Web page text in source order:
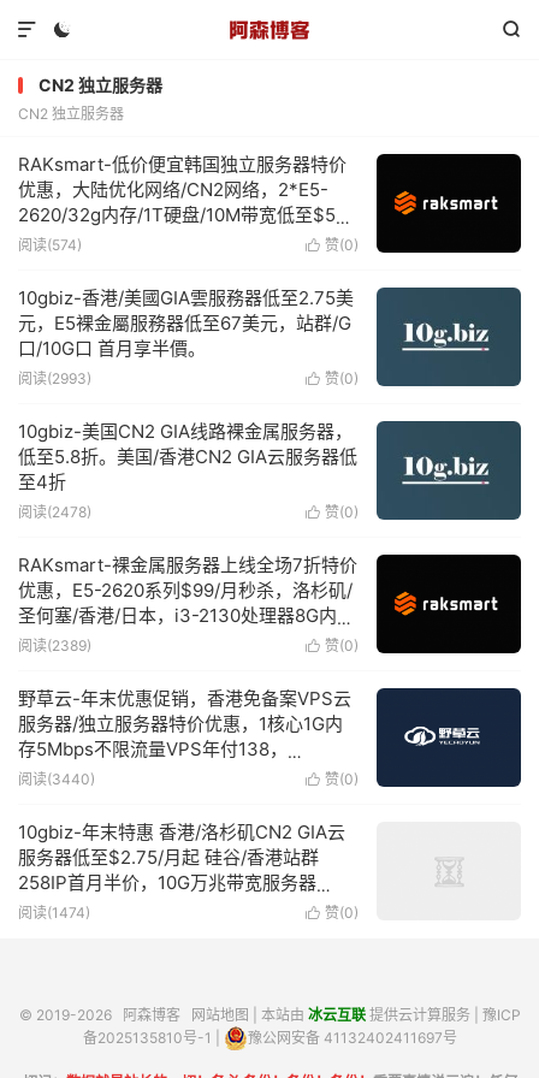
 

CN2 独立服务器
CN2 独立服务器
RAKsmart-低价便宜韩国独立服务器特价
优惠，大陆优化网络/CN2网络，2*E5-
2620/32g内存/1T硬盘/10M带宽低至$59/
月
 赞(0)
阅读(574)
10gbiz-香港/美國GIA雲服務器低至2.75美
元，E5裸金屬服務器低至67美元，站群/G
口/10G口 首月享半價。
 赞(0)
阅读(2993)
10gbiz-美国CN2 GIA线路裸金属服务器，
低至5.8折。美国/香港CN2 GIA云服务器低
至4折
 赞(0)
阅读(2478)
RAKsmart-裸金属服务器上线全场7折特价
优惠，E5-2620系列$99/月秒杀，洛杉矶/
圣何塞/香港/日本，i3-2130处理器8G内存
100Mbps带宽大陆优化网络，$30/月秒杀
 赞(0)
阅读(2389)
野草云-年末优惠促销，香港免备案VPS云
服务器/独立服务器特价优惠，1核心1G内
存5Mbps不限流量VPS年付138，
CN2+BGP/华为CN2专线月付99元起 赞(0)
阅读(3440)
10gbiz-年末特惠 香港/洛杉矶CN2 GIA云
服务器低至$2.75/月起 硅谷/香港站群
258IP首月半价，10G万兆带宽服务器
$439起
 赞(0)
阅读(1474)
© 2019-2026 阿森博客 网站地图 | 本站由 冰云互联提供云计算服务 | 豫ICP
备2025135810号-1
豫公网安备 41132402411697号